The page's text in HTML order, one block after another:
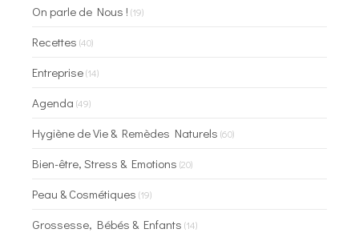
On parle de Nous ! (19)
Recettes (40)
Entreprise(14)
Agenda (49)
Hygiène de Vie & Remèdes Naturels (60)
Bien-être, Stress & Emotions (20)
Peau & Cosmétiques (19)
Grossesse, Bébés & Enfants (14)